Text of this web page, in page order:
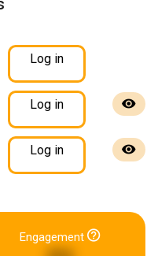
Log in
Log in
Log in
Engagement